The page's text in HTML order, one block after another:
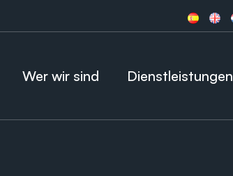
Wer wir sind Dienstleistungen